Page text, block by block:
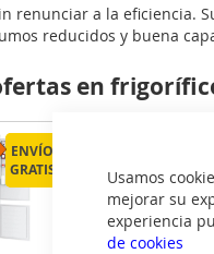
Usamos
mejorar su
experiencia
de cookies
renunciar a la eficiencia.
reducidos y buena
en
ENVÍO
GRATIS
ENVÍO
GRATIS